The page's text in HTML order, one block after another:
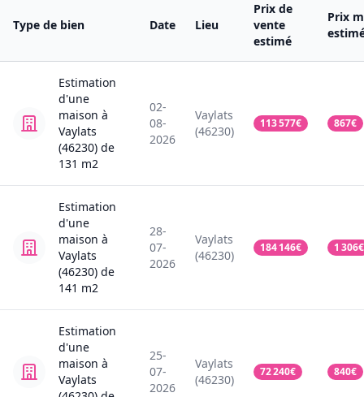
Type de bien Date Lieu
Prix de
vente
estimé
Prix
Estimation
d'une
maison à
Vaylats
(46230) de
131 m2
02-
08-
2026
Vaylats
(46230)
113 577€ 867€
Estimation
d'une
maison à
Vaylats
(46230) de
141 m2
28-
07-
2026
Vaylats
(46230)
184 146€ 1 306€
Estimation
d'une
maison à
Vaylats
25-
07-
2026
Vaylats
(46230)
72 240€ 840€